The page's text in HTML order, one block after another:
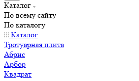
Каталог
По всему сайту
По каталогу
Каталог
Тротуарная плита
Абрис
Арбор
Квадрат